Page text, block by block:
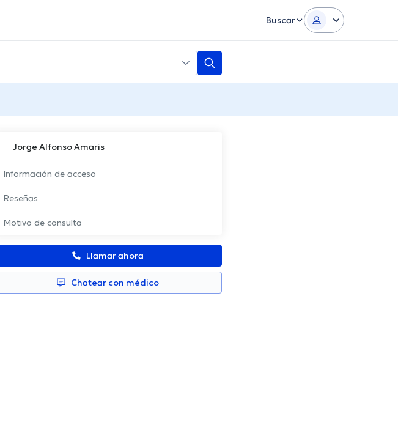
Buscar
Jorge Alfonso Amaris
Información de acceso
Reseñas
Motivo de consulta
Llamar ahora
Chatear con médico